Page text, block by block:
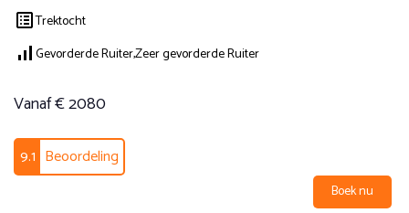
Trektocht
Gevorderde Ruiter,Zeer gevorderde Ruiter
Vanaf € 2080
9.1 Beoordeling
Boek nu